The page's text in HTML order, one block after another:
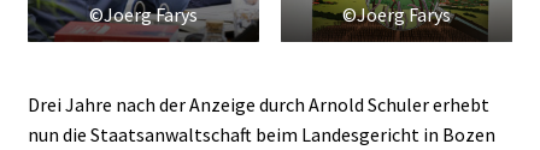
©Joerg Farys ©Joerg Farys
Drei Jahre nach der Anzeige durch Arnold Schuler erhebt
nun die Staatsanwaltschaft beim Landesgericht in Bozen